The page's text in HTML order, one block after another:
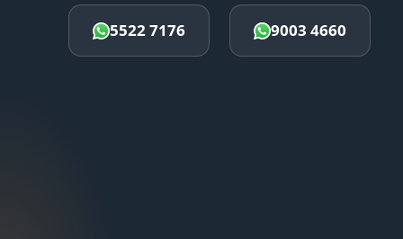
5522 7176 9003 4660